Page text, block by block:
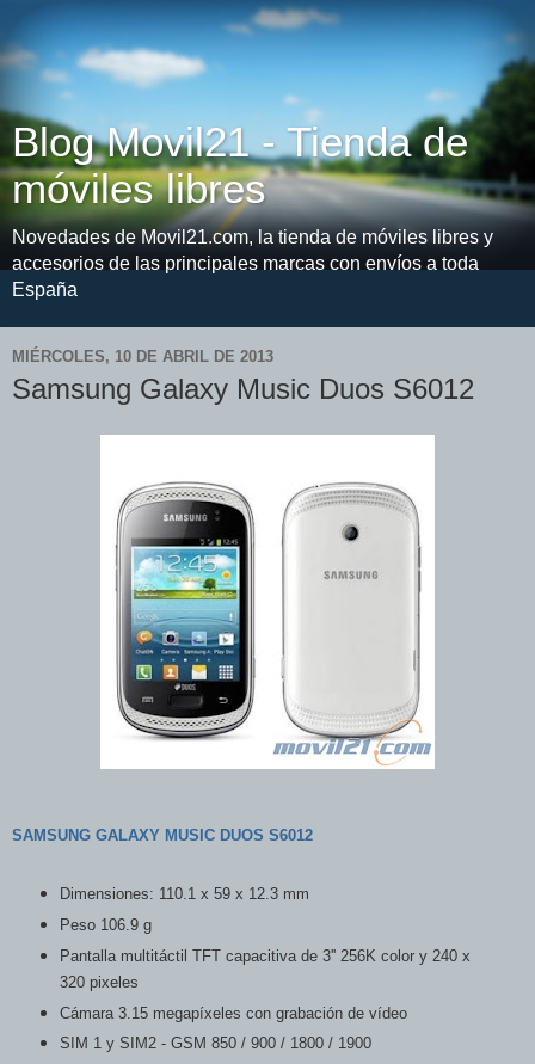
Blog Movil21 - Tienda de
móviles libres
Novedades de Movil21.com, la tienda de móviles libres y
accesorios de las principales marcas con envíos a toda
España
MIÉRCOLES, 10 DE ABRIL DE 2013
Samsung Galaxy Music Duos S6012
SAMSUNG GALAXY MUSIC DUOS S6012
Dimensiones: 110.1 x 59 x 12.3 mm
Peso 106.9 g
Pantalla multitáctil TFT capacitiva de 3'' 256K color y 240 x
320 pixeles
Cámara 3.15 megapíxeles con grabación de vídeo
SIM 1 y SIM2 - GSM 850 / 900 / 1800 / 1900